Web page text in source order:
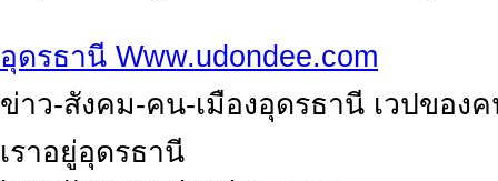
อุดรธานี Www.udondee.com
ข่าว-สังคม-คน-เมืองอุดรธานี เวปของ
เราอยู่อุดรธานี